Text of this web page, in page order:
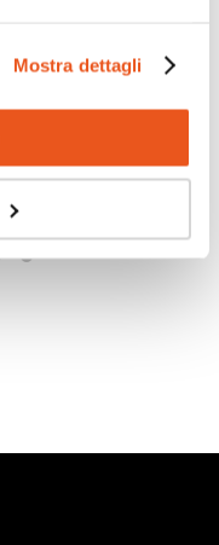
Mostra dettagli